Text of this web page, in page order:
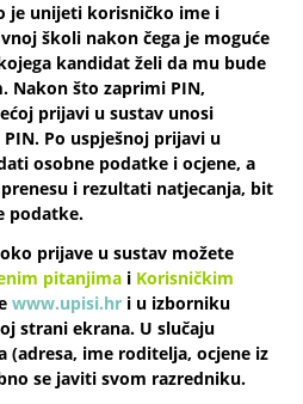
je unijeti korisničko ime i
školi nakon čega je moguće
kandidat želi da mu bude
Nakon što zaprimi PIN,
prijavi u sustav unosi
Po uspješnoj prijavi u
osobne podatke i ocjene, a
i rezultati natjecanja, bit
podatke.
prijave u sustav možete
pitanjima i Korisničkim
www.upisi.hr i u izborniku
strani ekrana. U slučaju
(adresa, ime roditelja, ocjene iz
se javiti svom razredniku.